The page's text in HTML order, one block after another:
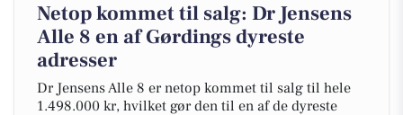
Netop kommet til salg: Dr Jensens
Alle 8 en af Gørdings dyreste
adresser
Dr Jensens Alle 8 er netop kommet til salg til hele
1.498.000 kr, hvilket gør den til en af de dyreste